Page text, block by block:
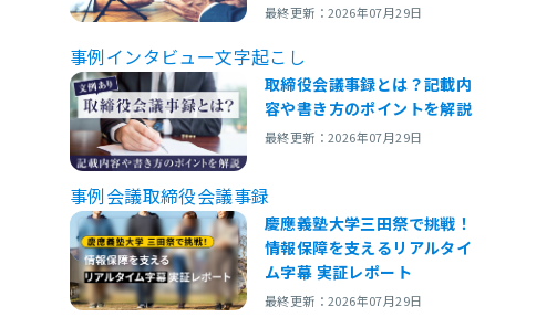
最終更新：2026年07月29日
事例インタビュー文字起こし
取締役会議事録とは？記載内
容や書き方のポイントを解説
最終更新：2026年07月29日
事例会議取締役会議事録
慶應義塾大学三田祭で挑戦！
情報保障を支えるリアルタイ
ム字幕 実証レポート
最終更新：2026年07月29日